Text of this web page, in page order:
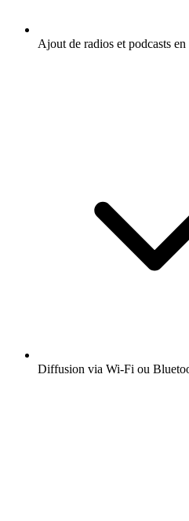
Ajout de radios et podcasts
Diffusion via Wi-Fi ou